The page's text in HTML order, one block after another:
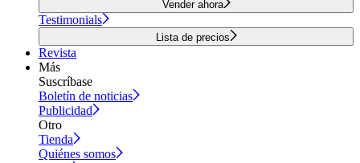
Vender ahora
Testimonials
Lista de precios
Revista
Más
Suscríbase
Boletín de noticias
Publicidad
Otro
Tienda
Quiénes somos